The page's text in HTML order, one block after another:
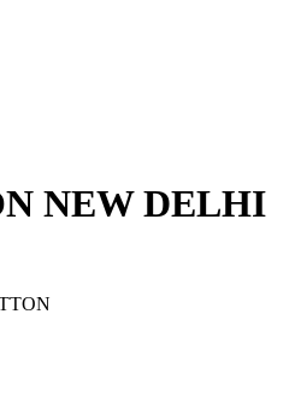
NEW DELHI